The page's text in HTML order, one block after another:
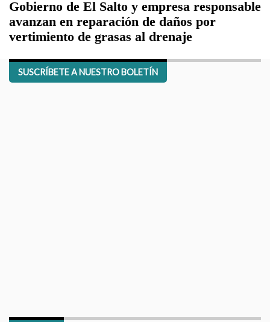
Gobierno de El Salto y empresa responsable
avanzan en reparación de daños por
vertimiento de grasas al drenaje
SUSCRÍBETE A NUESTRO BOLETÍN